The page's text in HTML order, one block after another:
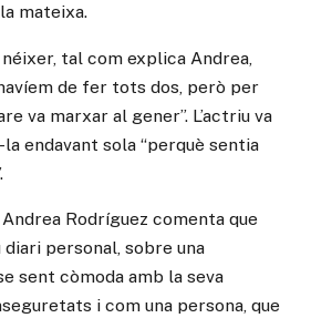
mateixa.
tal com explica Andrea,
de fer tots dos, però per
va marxar al gener”. L’actriu va
endavant sola “perquè sentia
Andrea Rodríguez comenta que
diari personal, sobre una
sent còmoda amb la seva
i com una persona, que